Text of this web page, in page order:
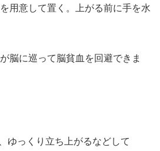
用意して置く。上がる前に手を水
脳に巡って脳貧血を回避できま
ゆっくり立ち上がるなどして